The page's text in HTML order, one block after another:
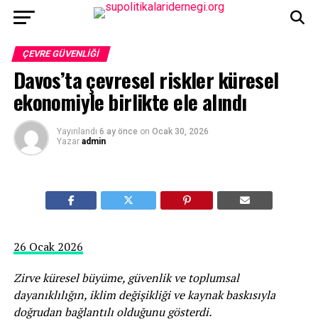
ÇEVRE GÜVENLIĞI
Davos’ta çevresel riskler küresel
ekonomiyle birlikte ele alındı
Yayınlandı 6 ay önce on Ocak 30, 2026
Yazar admin
26 Ocak 2026
Zirve küresel büyüme, güvenlik ve toplumsal
dayanıklılığın, iklim değişikliği ve kaynak baskısıyla
doğrudan bağlantılı olduğunu gösterdi.